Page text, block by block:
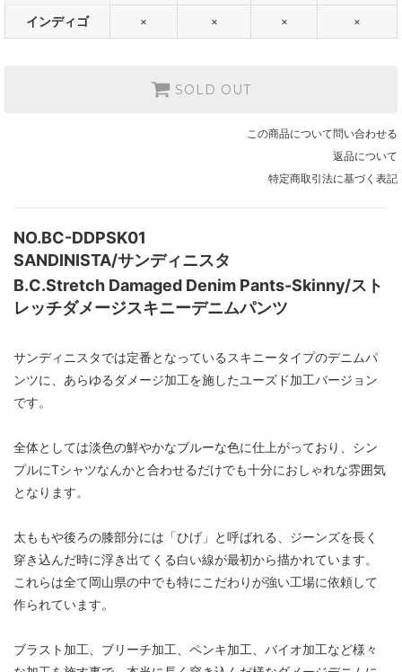
インディゴ × × × ×
SOLD OUT
この商品について問い合わせる
返品について
特定商取引法に基づく表記
NO.BC-DDPSK01
SANDINISTA/サンディニスタ
B.C.Stretch Damaged Denim Pants-Skinny/スト
レッチダメージスキニーデニムパンツ
サンディニスタでは定番となっているスキニータイプのデニムパ
ンツに、あらゆるダメージ加工を施したユーズド加工バージョン
です。
全体としては淡色の鮮やかなブルーな色に仕上がっており、シン
プルにTシャツなんかと合わせるだけでも十分におしゃれな雰囲気
となります。
太ももや後ろの膝部分には「ひげ」と呼ばれる、ジーンズを長く
穿き込んだ時に浮き出てくる白い線が最初から描かれています。
これらは全て岡山県の中でも特にこだわりが強い工場に依頼して
作られています。
ブラスト加工、ブリーチ加工、ペンキ加工、バイオ加工など様々